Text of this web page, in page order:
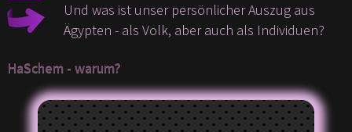
Und was ist unser persönlicher Auszug aus
Ägypten - als Volk, aber auch als Individuen?
HaSchem - warum?